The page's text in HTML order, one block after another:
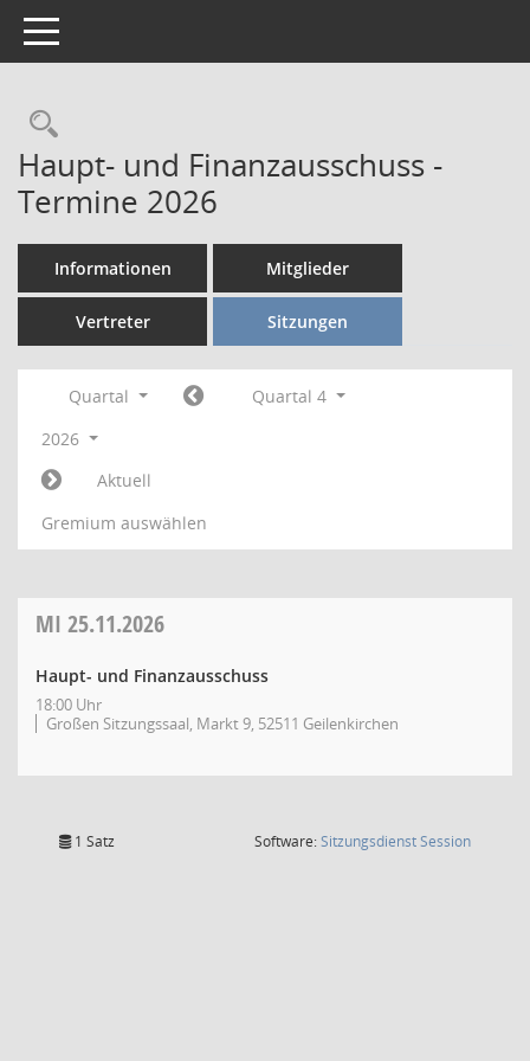
Toggle navigation
Rechercheauswahl
Haupt- und Finanzausschuss -
Termine 2026
Informationen Mitglieder
Vertreter Sitzungen
Quartal
Quartal 4
2026
Aktuell
Gremium auswählen
MI 25.11.2026
Haupt- und Finanzausschuss
18:00 Uhr
Großen Sitzungssaal, Markt 9, 52511 Geilenkirchen
1 Satz Software:SitzungsdienstSession(Wird in